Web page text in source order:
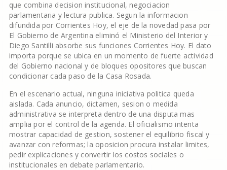
que combina decision institucional, negociacion
parlamentaria y lectura publica. Segun la informacion
difundida por Corrientes Hoy, el eje de la novedad pasa por
El Gobierno de Argentina eliminó el Ministerio del Interior y
Diego Santilli absorbe sus funciones Corrientes Hoy. El dato
importa porque se ubica en un momento de fuerte actividad
del Gobierno nacional y de bloques opositores que buscan
condicionar cada paso de la Casa Rosada.
En el escenario actual, ninguna iniciativa politica queda
aislada. Cada anuncio, dictamen, sesion o medida
administrativa se interpreta dentro de una disputa mas
amplia por el control de la agenda. El oficialismo intenta
mostrar capacidad de gestion, sostener el equilibrio fiscal y
avanzar con reformas; la oposicion procura instalar limites,
pedir explicaciones y convertir los costos sociales o
institucionales en debate parlamentario.